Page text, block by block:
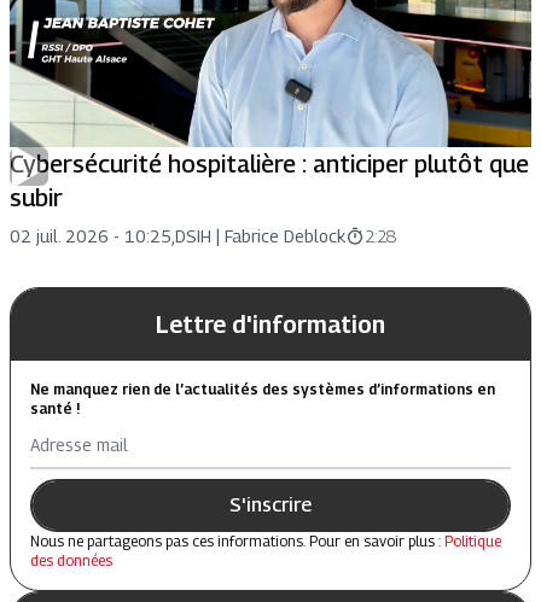
Cybersécurité hospitalière : anticiper plutôt que
subir
02 juil. 2026 - 10:25 DSIH | Fabrice Deblock 2:28
Lettre d'information
Ne manquez rien de l’actualités des systèmes d’informations en
santé !
Adresse mail
S'inscrire
Nous ne partageons pas ces informations. Pour en savoir plus : Politique
des données